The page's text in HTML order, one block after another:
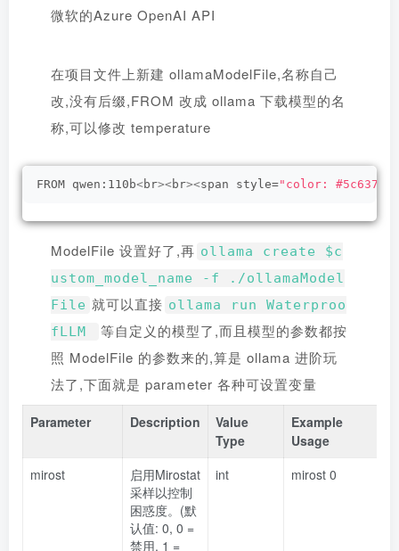
微软的Azure OpenAI API
在项目文件上新建 ollamaModelFile,名称自己
改,没有后缀,FROM 改成 ollama 下载模型的名
称,可以修改 temperature
FROM qwen:110b<br><br><span style="color:
ModelFile 设置好了,再 ollama create $c
ustom_model_name -f ./ollamaModel
File 就可以直接 ollama run Waterproo
fLLM
等自定义的模型了,而且模型的参数都按
照 ModelFile 的参数来的,算是 ollama 进阶玩
法了,下面就是 parameter 各种可设置变量
Parameter Description
Value
Type
Example
Usage
mirost
启用Mirostat
采样以控制
困惑度。(默
认值: 0, 0 =
禁用, 1 =
int mirost 0